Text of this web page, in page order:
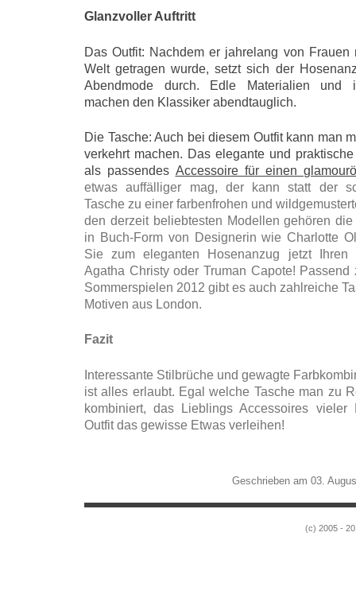
Glanzvoller Auftritt
Das Outfit: Nachdem er jahrelang von
Welt getragen wurde, setzt sich der
Abendmode durch. Edle Materialien und
machen den Klassiker abendtauglich.
Die Tasche: Auch bei diesem Outfit kann man
verkehrt machen. Das elegante und
als passendes Accessoire für einen
etwas auffälliger mag, der kann statt der
Tasche zu einer farbenfrohen und
den derzeit beliebtesten Modellen gehören
in Buch-Form von Designerin wie Charlotte
Sie zum eleganten Hosenanzug jetzt Ihren
Agatha Christy oder Truman Capote! Passend
Sommerspielen 2012 gibt es auch zahlreiche
Motiven aus London.
Fazit
Interessante Stilbrüche und gewagte
ist alles erlaubt. Egal welche Tasche man zu
kombiniert, das Lieblings Accessoires vieler
Outfit das gewisse Etwas verleihen!
Geschrieben am 03.
(c) 2005 -